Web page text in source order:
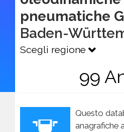
pneumatiche
Baden-
Scegli regione
99
Questo
anagrafiche